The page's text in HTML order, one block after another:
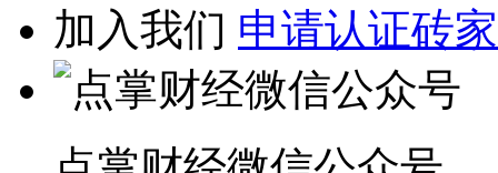
加入我们 申请认证砖家